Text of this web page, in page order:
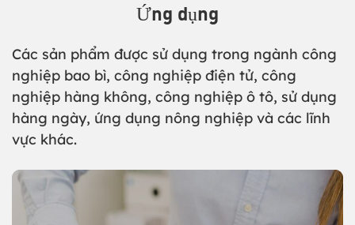
Ứng dụng
Các sản phẩm được sử dụng trong ngành công
nghiệp bao bì, công nghiệp điện tử, công
nghiệp hàng không, công nghiệp ô tô, sử dụng
hàng ngày, ứng dụng nông nghiệp và các lĩnh
vực khác.